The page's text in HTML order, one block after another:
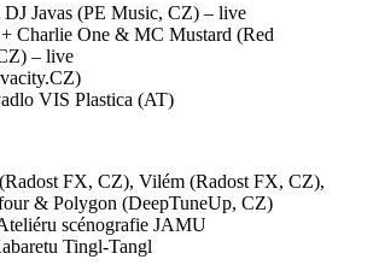
Javas (PE Music, CZ) – live
Charlie One & MC Mustard (Red
– live
VIS Plastica (AT)
FX, CZ), Vilém (Radost FX, CZ),
& Polygon (DeepTuneUp, CZ)
scénografie JAMU
Tingl-Tangl